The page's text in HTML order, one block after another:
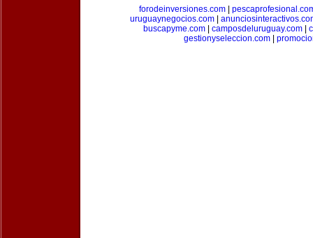
forodeinversiones.com
uruguaynegocios.com|
buscapyme.com
camposdeluruguay.com
gestionyseleccion.com|